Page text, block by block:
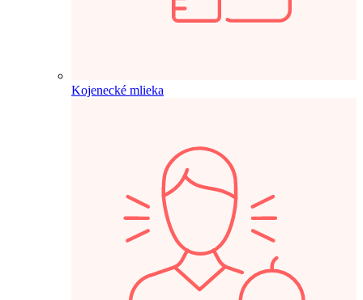
Kojenecké mlieka